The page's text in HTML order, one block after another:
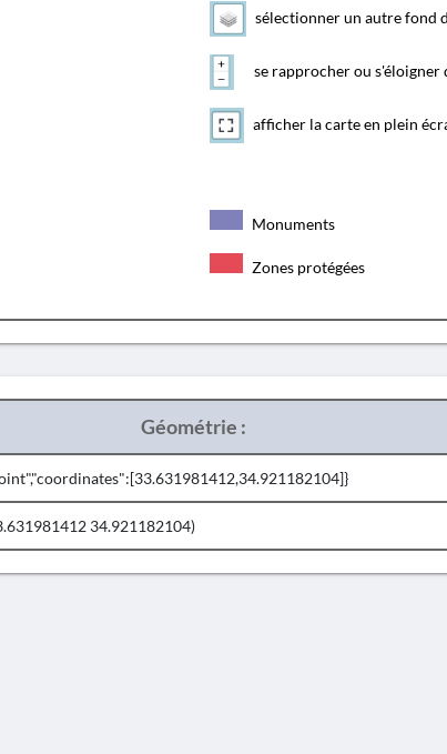
sélectionner un autre fond
se rapprocher ou s'éloigner
afficher la carte en plein
Monuments
Zones protégées
Géométrie :
34.921182104)